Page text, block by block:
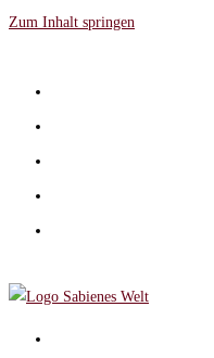
Zum Inhalt springen